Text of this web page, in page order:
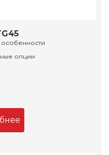
особенности
опции